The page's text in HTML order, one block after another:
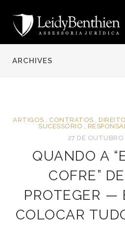
ARCHIVES
ARTIGOS , CONTRATOS ,
SUCESSÓRIO ,
27 DE OUTUBRO
QUANDO A
COFRE”
PROTEGER —
COLOCAR